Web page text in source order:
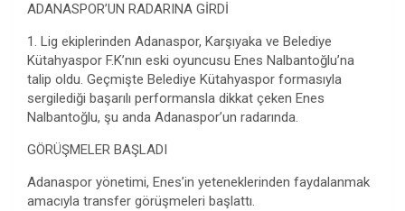
ADANASPOR’UN RADARINA GİRDİ
1. Lig ekiplerinden Adanaspor, Karşıyaka ve Belediye
Kütahyaspor F.K’nın eski oyuncusu Enes Nalbantoğlu’na
talip oldu. Geçmişte Belediye Kütahyaspor formasıyla
sergilediği başarılı performansla dikkat çeken Enes
Nalbantoğlu, şu anda Adanaspor’un radarında.
GÖRÜŞMELER BAŞLADI
Adanaspor yönetimi, Enes’in yeteneklerinden faydalanmak
amacıyla transfer görüşmeleri başlattı.